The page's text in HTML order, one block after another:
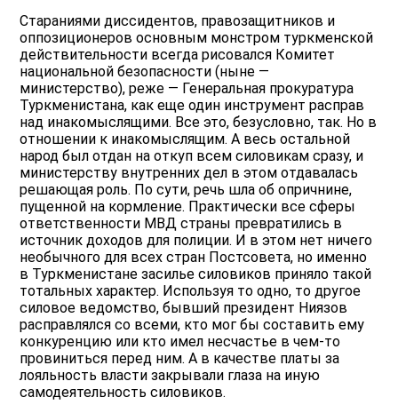
Стараниями диссидентов, правозащитников и
оппозиционеров основным монстром туркменской
действительности всегда рисовался Комитет
национальной безопасности (ныне —
министерство), реже — Генеральная прокуратура
Туркменистана, как еще один инструмент расправ
над инакомыслящими. Все это, безусловно, так. Но в
отношении к инакомыслящим. А весь остальной
народ был отдан на откуп всем силовикам сразу, и
министерству внутренних дел в этом отдавалась
решающая роль. По сути, речь шла об опричнине,
пущенной на кормление. Практически все сферы
ответственности МВД страны превратились в
источник доходов для полиции. И в этом нет ничего
необычного для всех стран Постсовета, но именно
в Туркменистане засилье силовиков приняло такой
тотальных характер. Используя то одно, то другое
силовое ведомство, бывший президент Ниязов
расправлялся со всеми, кто мог бы составить ему
конкуренцию или кто имел несчастье в чем-то
провиниться перед ним. А в качестве платы за
лояльность власти закрывали глаза на иную
самодеятельность силовиков.